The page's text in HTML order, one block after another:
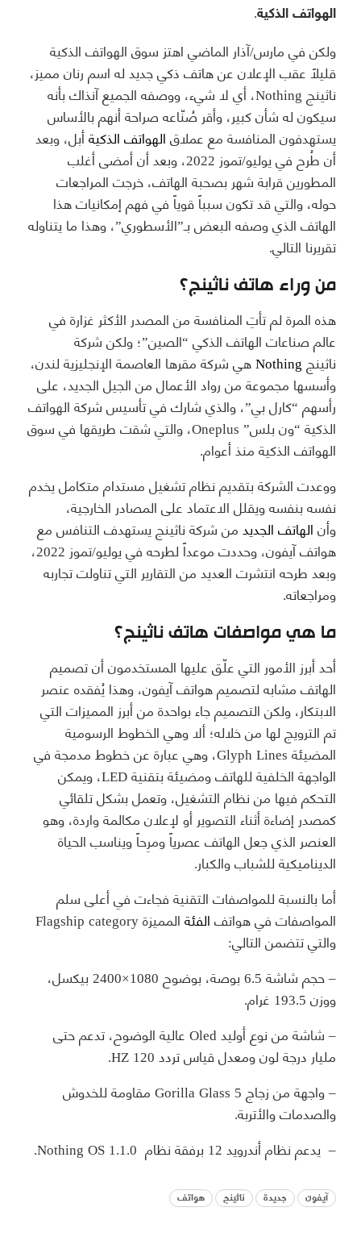
الهواتف الذكية.
ولكن في مارس/آذار الماضي اهتز سوق الهواتف الذكية
قليلاً عقب الإعلان عن هاتف ذكي جديد له اسم رنان مميز،
ناثينج Nothing، أي لا شيء، ووصفه الجميع آنذاك بأنه
سيكون له شأن كبير، وأقر صُنّاعه صراحة أنهم بالأساس
يستهدفون المنافسة مع عملاقالهواتف الذكيةأبل، وبعد
أن طُرح في يوليو/تموز 2022، وبعد أن أمضى أغلب
المطورين قرابة شهر بصحبة الهاتف، خرجت المراجعات
حوله، والتي قد تكون سبباً قوياً في فهم إمكانيات هذا
الهاتف الذي وصفه البعض بـ”الأسطوري”، وهذا ما يتناوله
تقريرنا التالي.
من وراء هاتف ناثينج؟
هذه المرة لم تأتِ المنافسة من المصدر الأكثر غزارة في
عالم صناعات الهاتف الذكي “الصين”؛ ولكن شركة
ناثينجNothingهي شركة مقرها العاصمة الإنجليزية لندن،
وأسسها مجموعة من رواد الأعمال من الجيل الجديد، على
رأسهم “كارل بي”، والذي شارك في تأسيس شركة الهواتف
الذكية “ون بلس” Oneplus، والتي شقت طريقها في سوق
الهواتف الذكية منذ أعوام.
ووعدت الشركة بتقديم نظام تشغيل مستدام متكامل يخدم
نفسه بنفسه ويقلل الاعتماد على المصادر الخارجية،
وأنالهاتف الجديدمن شركة ناثينج يستهدف التنافس مع
هواتف آيفون، وحددت موعداً لطرحه في يوليو/تموز 2022،
وبعد طرحه انتشرت العديد من التقارير التي تناولت تجاربه
ومراجعاته.
ما هي مواصفات هاتف ناثينج؟
أحد أبرز الأمور التي علّق عليها المستخدمون أن تصميم
الهاتف مشابه لتصميم هواتف آيفون، وهذا يُفقده عنصر
الابتكار، ولكن التصميم جاء بواحدة من أبرز المميزات التي
تم الترويج لها من خلاله؛ ألا وهي الخطوط الرسومية
المضيئة Glyph Lines، وهي عبارة عن خطوط مدمجة في
الواجهة الخلفية للهاتف ومضيئة بتقنية LED، ويمكن
التحكم فيها من نظام التشغيل، وتعمل بشكل تلقائي
كمصدر إضاءة أثناء التصوير أو لإعلان مكالمة واردة، وهو
العنصر الذي جعل الهاتف عصرياً ومرِحاً ويناسب الحياة
الديناميكية للشباب والكبار.
أما بالنسبة للمواصفات التقنية فجاءت في أعلى سلم
المواصفات في هواتفالفئة
المميزة Flagship category
والتي تتضمن التالي:
– حجم شاشة 6.5 بوصة، بوضوح 1080×2400 بيكسل،
ووزن 193.5 غرام.
– شاشة من نوع أوليد Oled عالية الوضوح، تدعم حتى
مليار درجة لون ومعدل قياس تردد 120 HZ.
– واجهة من زجاج Gorilla Glass 5 مقاومة للخدوش
والصدمات والأتربة.
– يدعم نظام أندرويد 12 برفقة نظام Nothing OS 1.1.0.
آيفون جديدة ناثينج هواتف